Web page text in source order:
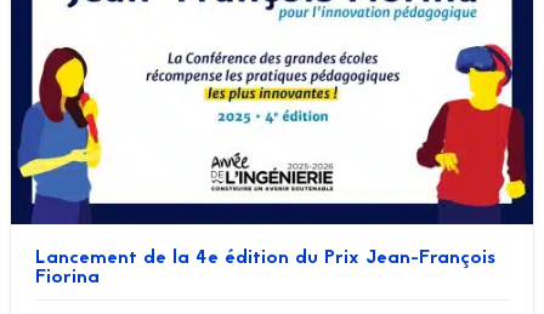
Lancement de la 4e édition du Prix Jean-François
Fiorina